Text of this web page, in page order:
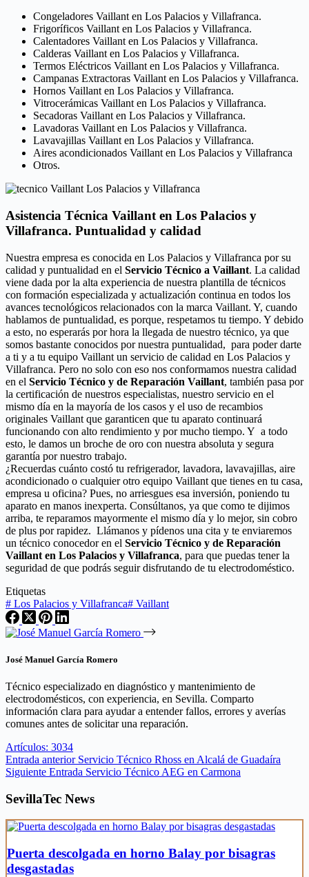
Congeladores Vaillant en Los Palacios y Villafranca.
Frigoríficos Vaillant en Los Palacios y Villafranca.
Calentadores Vaillant en Los Palacios y Villafranca.
Calderas Vaillant en Los Palacios y Villafranca.
Termos Eléctricos Vaillant en Los Palacios y Villafranca.
Campanas Extractoras Vaillant en Los Palacios y Villafranca.
Hornos Vaillant en Los Palacios y Villafranca.
Vitrocerámicas Vaillant en Los Palacios y Villafranca.
Secadoras Vaillant en Los Palacios y Villafranca.
Lavadoras Vaillant en Los Palacios y Villafranca.
Lavavajillas Vaillant en Los Palacios y Villafranca.
Aires acondicionados Vaillant en Los Palacios y Villafranca
Otros.
Asistencia Técnica Vaillant en Los Palacios y
Villafranca. Puntualidad y calidad
Nuestra empresa es conocida en Los Palacios y Villafranca por su
calidad y puntualidad en el Servicio Técnico a Vaillant. La calidad
viene dada por la alta experiencia de nuestra plantilla de técnicos
con formación especializada y actualización continua en todos los
avances tecnológicos relacionados con la marca Vaillant. Y, cuando
hablamos de puntualidad, es porque, respetamos tu tiempo. Y debido
a esto, no esperarás por hora la llegada de nuestro técnico, ya que
somos bastante conocidos por nuestra puntualidad, para poder darte
a ti y a tu equipo Vaillant un servicio de calidad en Los Palacios y
Villafranca. Pero no solo con eso nos conformamos nuestra calidad
en el Servicio Técnico y de Reparación Vaillant, también pasa por
la certificación de nuestros especialistas, nuestro servicio en el
mismo día en la mayoría de los casos y el uso de recambios
originales Vaillant que garanticen que tu aparato continuará
funcionando con alto rendimiento y por mucho tiempo. Y a todo
esto, le damos un broche de oro con nuestra absoluta y segura
garantía por nuestro trabajo.
¿Recuerdas cuánto costó tu refrigerador, lavadora, lavavajillas, aire
acondicionado o cualquier otro equipo Vaillant que tienes en tu casa,
empresa u oficina? Pues, no arriesgues esa inversión, poniendo tu
aparato en manos inexperta. Consúltanos, ya que como te dijimos
arriba, te reparamos mayormente el mismo día y lo mejor, sin cobro
de plus por rapidez. Llámanos y pídenos una cita y te enviaremos
un técnico conocedor en el Servicio Técnico y de Reparación
Vaillant en Los Palacios y Villafranca, para que puedas tener la
seguridad de que podrás seguir disfrutando de tu electrodoméstico.
Etiquetas
# Los Palacios y Villafranca# Vaillant
José Manuel García Romero
Técnico especializado en diagnóstico y mantenimiento de
electrodomésticos, con experiencia, en Sevilla. Comparto
información clara para ayudar a entender fallos, errores y averías
comunes antes de solicitar una reparación.
Artículos: 3034
Entrada anterior Servicio Técnico Rhoss en Alcalá de Guadaíra
Siguiente Entrada Servicio Técnico AEG en Carmona
SevillaTec News
Puerta descolgada en horno Balay por bisagras
desgastadas